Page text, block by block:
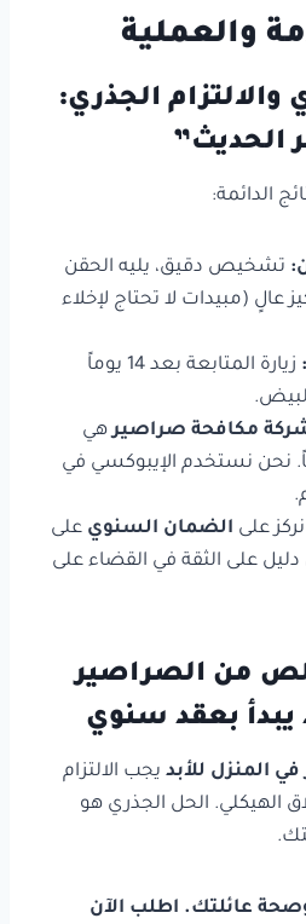
والعملية
الجذري:
الحديث”
الدائمة:
تشخيص دقيق، يليه الحقن
(مبيدات لا تحتاج لإخلاء
زيارة المتابعة بعد 14 يوماً
مكافحة صراصيرهي
نحن نستخدم الإيبوكسي في
نركز على الضمان السنوي على
على الثقة في القضاء على
من الصراصير
يبدأ بعقد سنوي
المنزل للأبد يجب الالتزام
الهيكلي. الحل الجذري هو
عائلتك. اطلب الآن